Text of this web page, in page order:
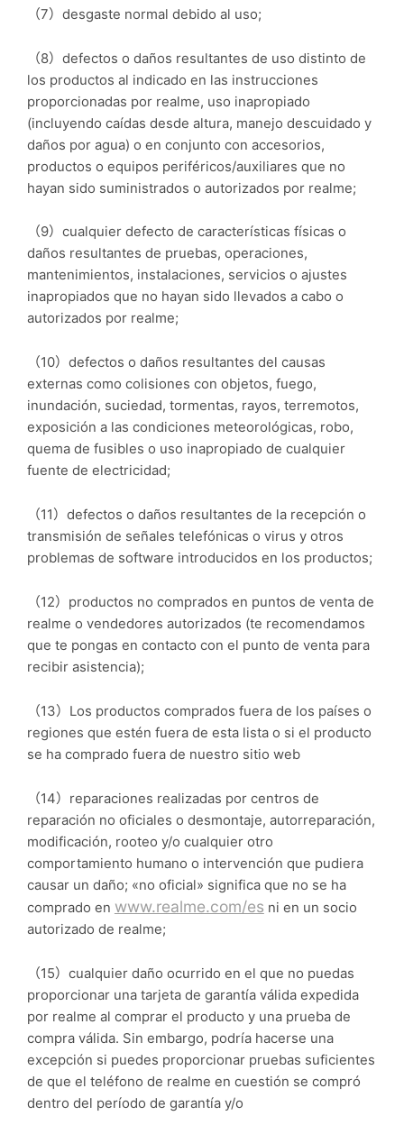
（7）desgaste normal debido al uso;
（8）defectos o daños resultantes de uso distinto de
los productos al indicado en las instrucciones
proporcionadas por realme, uso inapropiado
(incluyendo caídas desde altura, manejo descuidado y
daños por agua) o en conjunto con accesorios,
productos o equipos periféricos/auxiliares que no
hayan sido suministrados o autorizados por realme;
（9）cualquier defecto de características físicas o
daños resultantes de pruebas, operaciones,
mantenimientos, instalaciones, servicios o ajustes
inapropiados que no hayan sido llevados a cabo o
autorizados por realme;
（10）defectos o daños resultantes del causas
externas como colisiones con objetos, fuego,
inundación, suciedad, tormentas, rayos, terremotos,
exposición a las condiciones meteorológicas, robo,
quema de fusibles o uso inapropiado de cualquier
fuente de electricidad;
（11）defectos o daños resultantes de la recepción o
transmisión de señales telefónicas o virus y otros
problemas de software introducidos en los productos;
（12）productos no comprados en puntos de venta de
realme o vendedores autorizados (te recomendamos
que te pongas en contacto con el punto de venta para
recibir asistencia);
（13）Los productos comprados fuera de los países o
regiones que estén fuera de esta lista o si el producto
se ha comprado fuera de nuestro sitio web
（14）reparaciones realizadas por centros de
reparación no oficiales o desmontaje, autorreparación,
modificación, rooteo y/o cualquier otro
comportamiento humano o intervención que pudiera
causar un daño; «no oficial» significa que no se ha
comprado en www.realme.com/es ni en un socio
autorizado de realme;
（15）cualquier daño ocurrido en el que no puedas
proporcionar una tarjeta de garantía válida expedida
por realme al comprar el producto y una prueba de
compra válida. Sin embargo, podría hacerse una
excepción si puedes proporcionar pruebas suficientes
de que el teléfono de realme en cuestión se compró
dentro del período de garantía y/o